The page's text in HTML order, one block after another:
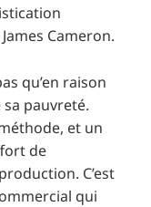
Cameron.
qu’en raison
pauvreté.
et un
de
C’est
qui